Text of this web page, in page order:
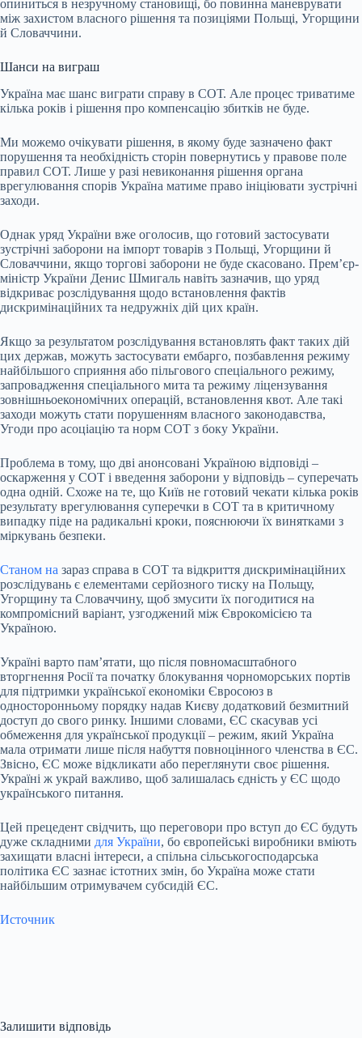
опиниться в незручному становищі, бо повинна маневрувати
між захистом власного рішення та позиціями Польщі, Угорщини
й Словаччини.
Шанси на виграш
Україна має шанс виграти справу в СОТ. Але процес триватиме
кілька років і рішення про компенсацію збитків не буде.
Ми можемо очікувати рішення, в якому буде зазначено факт
порушення та необхідність сторін повернутись у правове поле
правил СОТ. Лише у разі невиконання рішення органа
врегулювання спорів Україна матиме право ініціювати зустрічні
заходи.
Однак уряд України вже оголосив, що готовий застосувати
зустрічні заборони на імпорт товарів з Польщі, Угорщини й
Словаччини, якщо торгові заборони не буде скасовано. Прем’єр-
міністр України Денис Шмигаль навіть зазначив, що уряд
відкриває розслідування щодо встановлення фактів
дискримінаційних та недружніх дій цих країн.
Якщо за результатом розслідування встановлять факт таких дій
цих держав, можуть застосувати ембарго, позбавлення режиму
найбільшого сприяння або пільгового спеціального режиму,
запровадження спеціального мита та режиму ліцензування
зовнішньоекономічних операцій, встановлення квот. Але такі
заходи можуть стати порушенням власного законодавства,
Угоди про асоціацію та норм СОТ з боку України.
Проблема в тому, що дві анонсовані Україною відповіді –
оскарження у СОТ і введення заборони у відповідь – суперечать
одна одній. Схоже на те, що Київ не готовий чекати кілька років
результату врегулювання суперечки в СОТ та в критичному
випадку піде на радикальні кроки, пояснюючи їх винятками з
міркувань безпеки.
Станом на зараз справа в СОТ та відкриття дискримінаційних
розслідувань є елементами серйозного тиску на Польщу,
Угорщину та Словаччину, щоб змусити їх погодитися на
компромісний варіант, узгоджений між Єврокомісією та
Україною.
Україні варто пам’ятати, що після повномасштабного
вторгнення Росії та початку блокування чорноморських портів
для підтримки української економіки Євросоюз в
односторонньому порядку надав Києву додатковий безмитний
доступ до свого ринку. Іншими словами, ЄС скасував усі
обмеження для української продукції – режим, який Україна
мала отримати лише після набуття повноцінного членства в ЄС.
Звісно, ЄС може відкликати або переглянути своє рішення.
Україні ж украй важливо, щоб залишалась єдність у ЄС щодо
українського питання.
Цей прецедент свідчить, що переговори про вступ до ЄС будуть
дуже складними для України, бо європейські виробники вміють
захищати власні інтереси, а спільна сільськогосподарська
політика ЄС зазнає істотних змін, бо Україна може стати
найбільшим отримувачем субсидій ЄС.
Источник
Залишити відповідь